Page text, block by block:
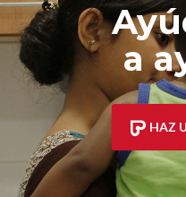
a
HAZ